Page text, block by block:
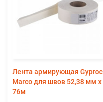
Лента армирующая Gyproc
Marco для швов 52,38 мм х
76м